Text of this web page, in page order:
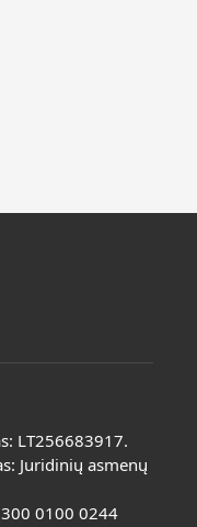
LT256683917.
Juridinių asmenų
0100 0244